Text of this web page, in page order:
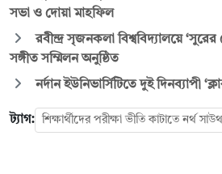
সভা ও দোয়া মাহফিল
রবীন্দ্র সৃজনকলা বিশ্ববিদ্যালয়ে ‘সুরের
সঙ্গীত সম্মিলন অনুষ্ঠিত
নর্দান ইউনিভার্সিটিতে দুই দিনব্যাপী
ট্যাগ: শিক্ষার্থীদের পরীক্ষা ভীতি কাটাতে নর্থ